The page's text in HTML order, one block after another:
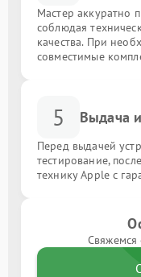
Мастер аккуратно
соблюдая
качества. При
совместимые
5 Выдача
Перед выдачей
тестирование,
технику Apple с
Свяжемся